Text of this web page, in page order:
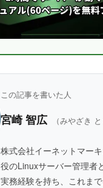
この記事を書いた人
宮崎 智広 （みやざき
株式会社イーネットマー
役のLinuxサーバー管理者
実務経験を持ち、これま